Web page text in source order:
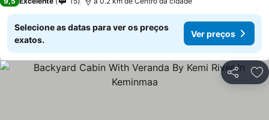
Selecione as datas para ver os preços
exatos.
Ver preços
Partilhar